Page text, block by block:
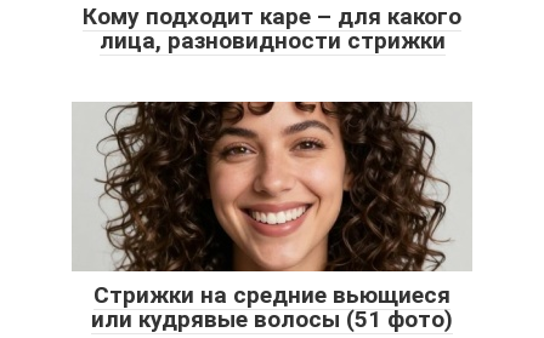
Кому подходит каре – для какого
лица, разновидности стрижки
Стрижки на средние вьющиеся
или кудрявые волосы (51 фото)